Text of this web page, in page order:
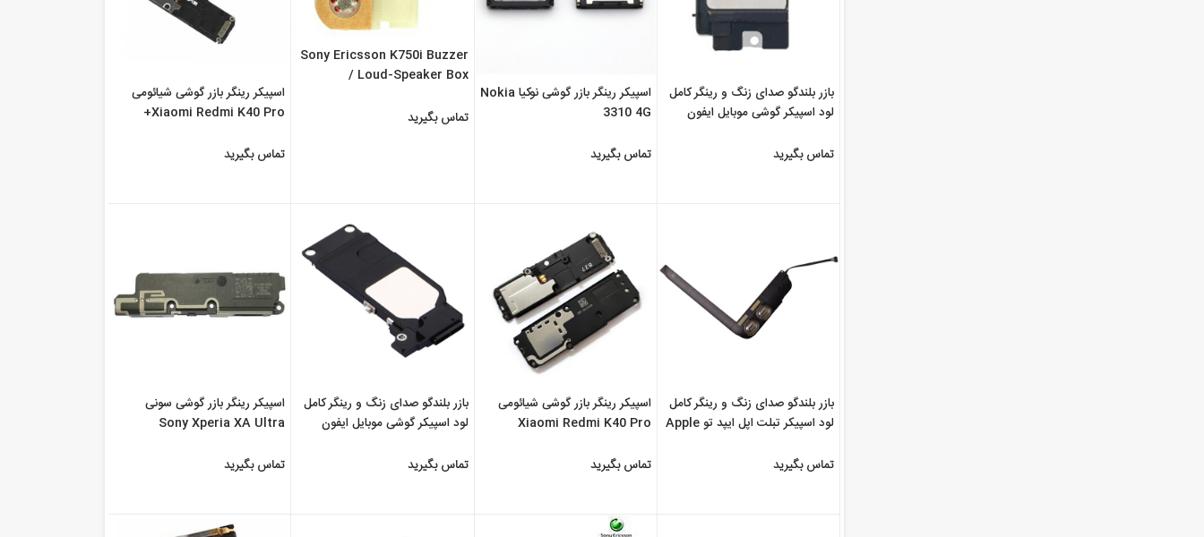
بازر بلندگو صدای زنگ و رینگر کامل
لود اسپیکر گوشی موبایل ایفون
تماس بگیرید
اسپیکر رینگر بازر گوشی نوکیا Nokia
3310 4G
تماس بگیرید
Sony Ericsson K750i Buzzer
/ Loud-Speaker Box
تماس بگیرید
اسپیکر رینگر بازر گوشی شیائومی
Xiaomi Redmi K40 Pro+
تماس بگیرید
بازر بلندگو صدای زنگ و رینگر کامل
لود اسپیکر تبلت اپل ایپد تو Apple
تماس بگیرید
اسپیکر رینگر بازر گوشی شیائومی
Xiaomi Redmi K40 Pro
تماس بگیرید
بازر بلندگو صدای زنگ و رینگر کامل
لود اسپیکر گوشی موبایل ایفون
plus
تماس بگیرید
اسپیکر رینگر بازر گوشی سونی
Sony Xperia XA Ultra
تماس بگیرید